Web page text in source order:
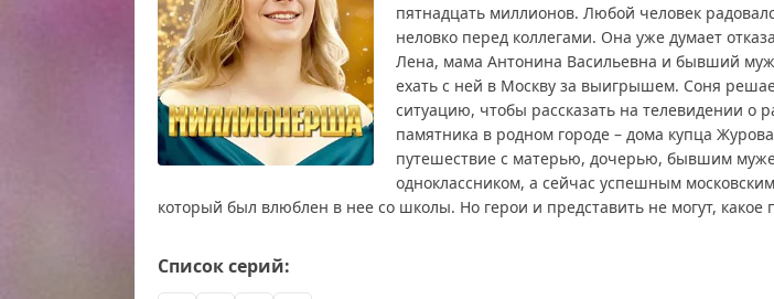
пятнадцать миллионов. Любой человек
неловко перед коллегами. Она уже думает
Лена, мама Антонина Васильевна и бывший
ехать с ней в Москву за выигрышем. Соня
ситуацию, чтобы рассказать на телевидении о
памятника в родном городе – дома купца
путешествие с матерью, дочерью, бывшим
одноклассником, а сейчас успешным
который был влюблен в нее со школы. Но герои и представить не могут,
Миллионерша смотреть бесплатно в хорошем, Миллионерша смотреть онлайн,
выпуск, смотреть Миллионерша последний выпуск, Миллионерша сегодня
Список серий: